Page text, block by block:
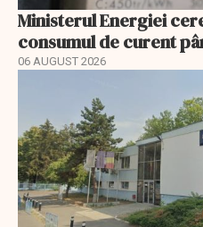
Ministerul Energiei
consumul de curent
06 AUGUST 2026